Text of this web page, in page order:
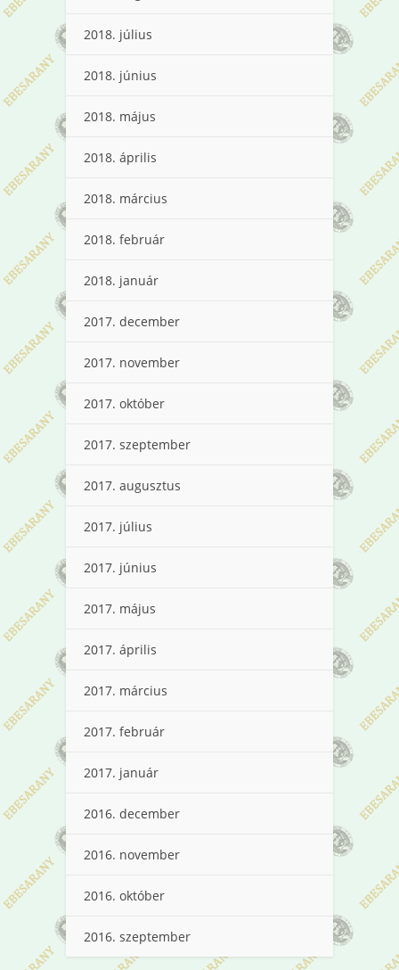
2018. július
2018. június
2018. május
2018. április
2018. március
2018. február
2018. január
2017. december
2017. november
2017. október
2017. szeptember
2017. augusztus
2017. július
2017. június
2017. május
2017. április
2017. március
2017. február
2017. január
2016. december
2016. november
2016. október
2016. szeptember